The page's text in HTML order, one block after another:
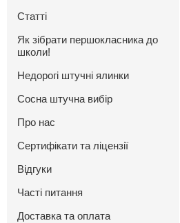
Статті
Як зібрати першокласника до
школи!
Недорогі штучні ялинки
Сосна штучна вибір
Про нас
Сертифікати та ліцензії
Відгуки
Часті питання
Доставка та оплата